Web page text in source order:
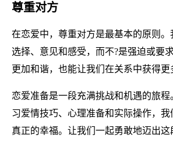
尊重对方
在恋爱中，尊重对方是最基本的原则
选择、意见和感受，而不?是强迫或要
更加和谐，也能让我们在关系中获得更
恋爱准备是一段充满挑战和机遇的旅
习爱情技巧、心理准备和实际操作，我
真正的幸福。让我们一起勇敢地迈出